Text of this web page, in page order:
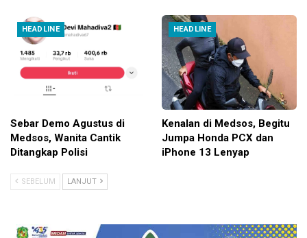
HEADLINE
Sebar Demo Agustus di
Medsos, Wanita Cantik
Ditangkap Polisi
HEADLINE
Kenalan di Medsos, Begitu
Jumpa Honda PCX dan
iPhone 13 Lenyap
SEBELUM LANJUT